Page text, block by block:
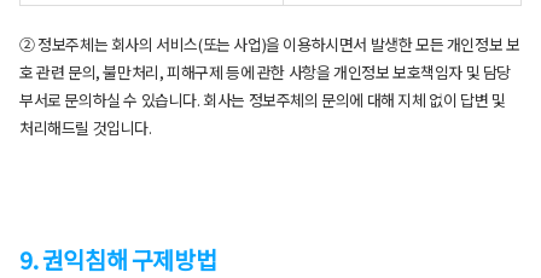
② 정보주체는 회사의 서비스(또는 사업)을 이용하시면서 발생한 모든 개인정보 보
호 관련 문의, 불만처리, 피해구제 등에 관한 사항을 개인정보 보호책임자 및 담당
부서로 문의하실 수 있습니다. 회사는 정보주체의 문의에 대해 지체 없이 답변 및
처리해드릴 것입니다.
9. 권익침해 구제방법